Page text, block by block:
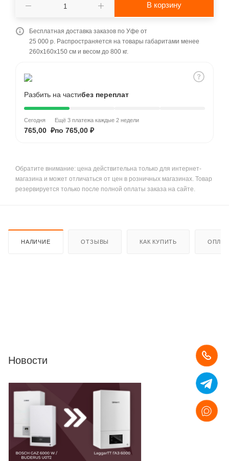
В корзину
Бесплатная доставка заказов по Уфе от
25 000 р. Распространяется на товары габаритами менее
260x160x150 см и весом до 800 кг.
Разбить на частибез переплат
Сегодня
765,00 ₽
Ещё 3 платежа каждые 2 недели
по 765,00 ₽
Обратите внимание: цена действительна только для интернет-
магазина и может отличаться от цен в розничных магазинах. Товар
резервируется только после полной оплаты заказа на сайте.
НАЛИЧИЕ ОТЗЫВЫ КАК КУПИТЬ
Новости